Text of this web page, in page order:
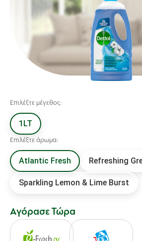
Επιλέξτε μέγεθος:
1LT
Επιλέξτε άρωμα:
Atlantic Fresh Refreshing
Sparkling Lemon & Lime Burst
Αγόρασε Τώρα